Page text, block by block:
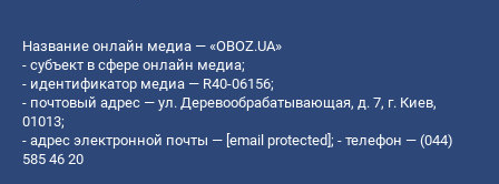
Название онлайн медиа — «OBOZ.UA»
- субъект в сфере онлайн медиа;
- идентификатор медиа — R40-06156;
- почтовый адрес — ул. Деревообрабатывающая, д. 7, г. Киев,
01013;
- адрес электронной почты — [email protected]; - телефон — (044)
585 46 20